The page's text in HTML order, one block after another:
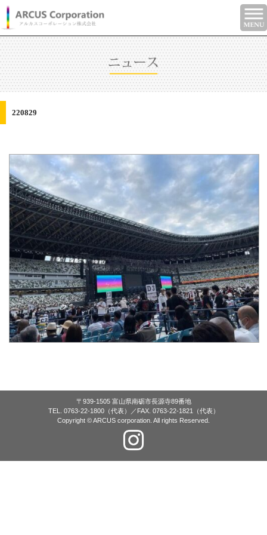
220829
〒939-1505 富山県南砺市長源寺89番地
TEL. 0763-22-1800（代表）／FAX. 0763-22-1821（代表）
Copyright © ARCUS corporation. All rights Reserved.